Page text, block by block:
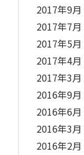
2017年9月
2017年7月
2017年5月
2017年4月
2017年3月
2016年9月
2016年6月
2016年3月
2016年2月